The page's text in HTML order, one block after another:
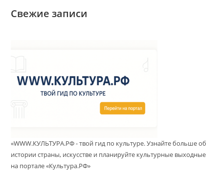
Свежие записи
«WWW.КУЛЬТУРА.РФ - твой гид по культуре. Узнайте больше об
истории страны, искусстве и планируйте культурные выходные
на портале «Культура.РФ»